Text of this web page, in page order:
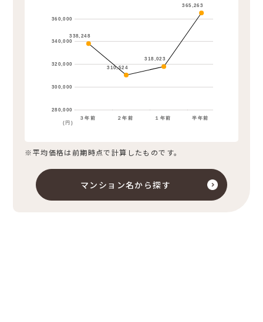
３年前 ２年前 １年前 半年前
280,000
300,000
320,000
340,000
360,000
338,248
310,524
318,023
365,263
(円)
※平均価格は前期時点で計算したものです。
マンション名から探す